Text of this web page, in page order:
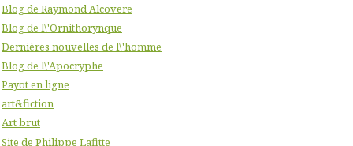
Blog de Raymond Alcovere
Blog de l\'Ornithorynque
Dernières nouvelles de l\'homme
Blog de l\'Apocryphe
Payot en ligne
art&fiction
Art brut
Site de Philippe Lafitte